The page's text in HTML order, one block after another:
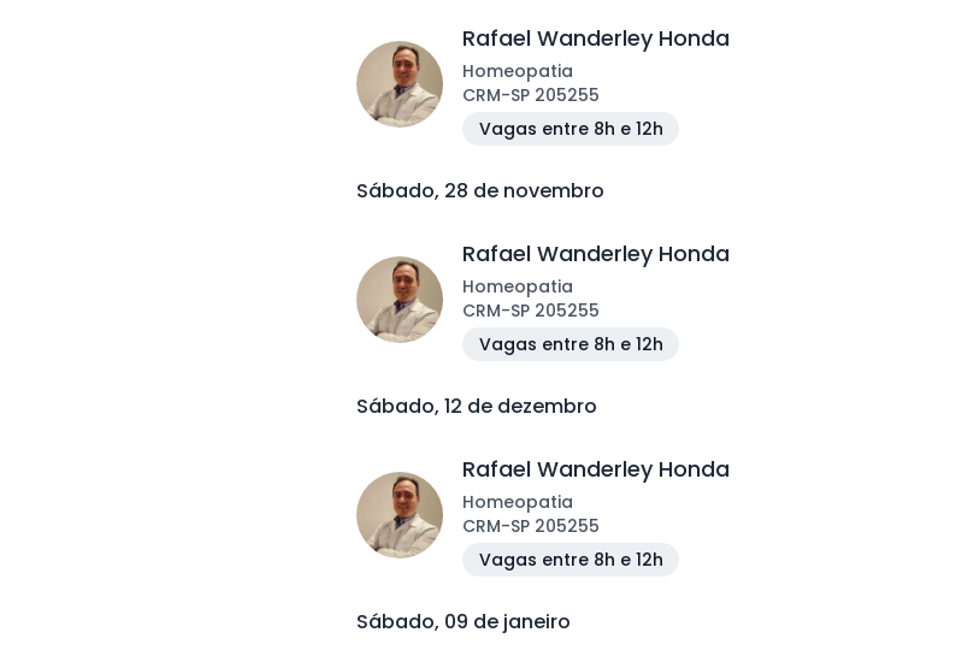
Rafael Wanderley Honda
Homeopatia
CRM-SP 205255
Vagas entre 8h e 12h
Sábado, 28 de novembro
Rafael Wanderley Honda
Homeopatia
CRM-SP 205255
Vagas entre 8h e 12h
Sábado, 12 de dezembro
Rafael Wanderley Honda
Homeopatia
CRM-SP 205255
Vagas entre 8h e 12h
Sábado, 09 de janeiro